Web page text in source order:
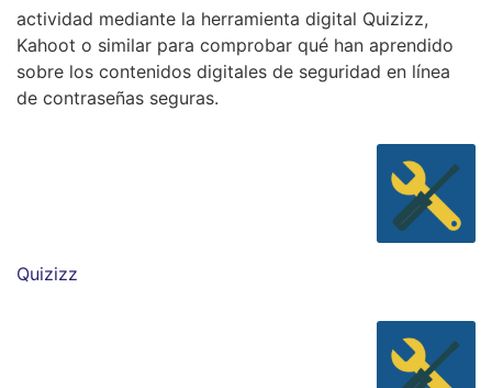
actividad mediante la herramienta digital Quizizz,
Kahoot o similar para comprobar qué han aprendido
sobre los contenidos digitales de seguridad en línea
de contraseñas seguras.
Quizizz